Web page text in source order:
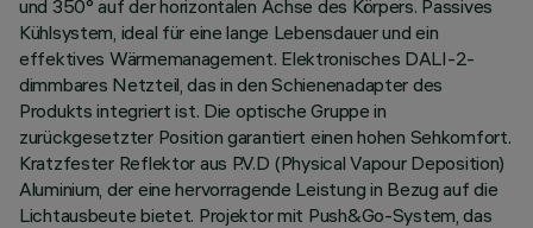
und 350° auf der horizontalen Achse des Körpers. Passives
Kühlsystem, ideal für eine lange Lebensdauer und ein
effektives Wärmemanagement. Elektronisches DALI-2-
dimmbares Netzteil, das in den Schienenadapter des
Produkts integriert ist. Die optische Gruppe in
zurückgesetzter Position garantiert einen hohen Sehkomfort.
Kratzfester Reflektor aus P.V.D (Physical Vapour Deposition)
Aluminium, der eine hervorragende Leistung in Bezug auf die
Lichtausbeute bietet. Projektor mit Push&Go-System, das